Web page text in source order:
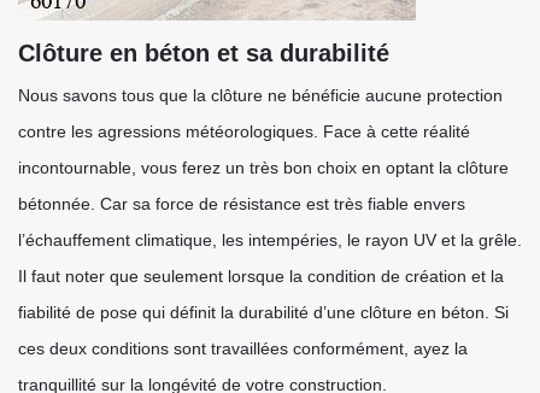
Clôture en béton et sa durabilité
Nous savons tous que la clôture ne bénéficie aucune protection
contre les agressions météorologiques. Face à cette réalité
incontournable, vous ferez un très bon choix en optant la clôture
bétonnée. Car sa force de résistance est très fiable envers
l’échauffement climatique, les intempéries, le rayon UV et la grêle.
Il faut noter que seulement lorsque la condition de création et la
fiabilité de pose qui définit la durabilité d’une clôture en béton. Si
ces deux conditions sont travaillées conformément, ayez la
tranquillité sur la longévité de votre construction.